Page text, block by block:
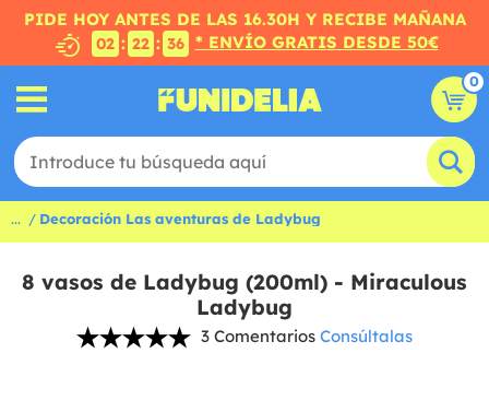
PIDE HOY ANTES DE LAS 16.30H Y RECIBE MAÑANA
02 : 22 : 35 * ENVÍO GRATIS DESDE 50€
0
... Decoración Las aventuras de Ladybug
8 vasos de Ladybug (200ml) - Miraculous
Ladybug
3 Comentarios Consúltalas